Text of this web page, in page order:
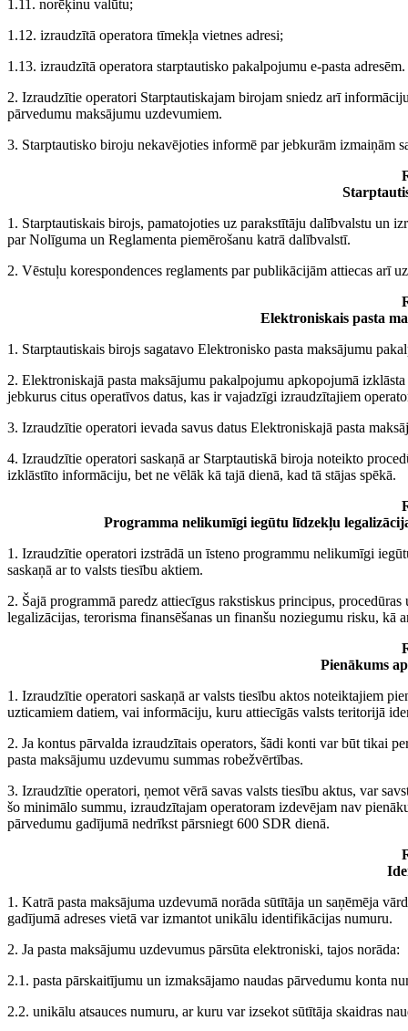
1.11. norēķinu valūtu;
1.12. izraudzītā operatora tīmekļa vietnes adresi;
1.13. izraudzītā operatora starptautisko pakalpojumu e-pasta adresēm.
2. Izraudzītie operatori Starptautiskajam birojam sniedz arī
pārvedumu maksājumu uzdevumiem.
3. Starptautisko biroju nekavējoties informē par jebkurām izmaiņām
1. Starptautiskais birojs, pamatojoties uz parakstītāju dalībvalstu un
par Nolīguma un Reglamenta piemērošanu katrā dalībvalstī.
2. Vēstuļu korespondences reglaments par publikācijām attiecas arī
Elektroniskais pasta
1. Starptautiskais birojs sagatavo Elektronisko pasta maksājumu
2. Elektroniskajā pasta maksājumu pakalpojumu apkopojumā
jebkurus citus operatīvos datus, kas ir vajadzīgi izraudzītajiem
3. Izraudzītie operatori ievada savus datus Elektroniskajā pasta
4. Izraudzītie operatori saskaņā ar Starptautiskā biroja noteikto
izklāstīto informāciju, bet ne vēlāk kā tajā dienā, kad tā stājas spēkā.
Programma nelikumīgi iegūtu līdzekļu
1. Izraudzītie operatori izstrādā un īsteno programmu nelikumīgi
saskaņā ar to valsts tiesību aktiem.
2. Šajā programmā paredz attiecīgus rakstiskus principus,
legalizācijas, terorisma finansēšanas un finanšu noziegumu risku, kā
Pienākums
1. Izraudzītie operatori saskaņā ar valsts tiesību aktos noteiktajiem
uzticamiem datiem, vai informāciju, kuru attiecīgās valsts teritorijā
2. Ja kontus pārvalda izraudzītais operators, šādi konti var būt tikai
pasta maksājumu uzdevumu summas robežvērtības.
3. Izraudzītie operatori, ņemot vērā savas valsts tiesību aktus, var
šo minimālo summu, izraudzītajam operatoram izdevējam nav
pārvedumu gadījumā nedrīkst pārsniegt 600 SDR dienā.
1. Katrā pasta maksājuma uzdevumā norāda sūtītāja un saņēmēja
gadījumā adreses vietā var izmantot unikālu identifikācijas numuru.
2. Ja pasta maksājumu uzdevumus pārsūta elektroniski, tajos norāda:
2.1. pasta pārskaitījumu un izmaksājamo naudas pārvedumu konta
2.2. unikālu atsauces numuru, ar kuru var izsekot sūtītāja skaidras